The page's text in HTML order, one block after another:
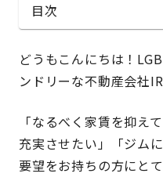
どうもこんにちは！
ンドリーな不動産会社
「なるべく家賃を抑え
充実させたい」「ジム
要望をお持ちの方にと
目次